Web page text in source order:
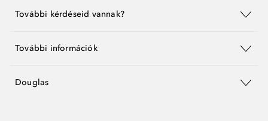
További kérdéseid vannak?
További információk
Douglas